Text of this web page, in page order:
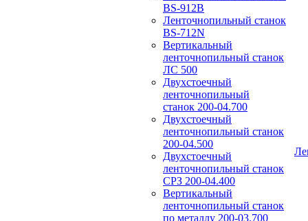
BS-912В
Ленточнопильный станок
BS-712N
Вертикальный
ленточнопильный станок
ЛС 500
Двухстоечный
ленточнопильный
станок 200-04.700
Двухстоечный
ленточнопильный станок
200-04.500
Двухстоечный
ленточнопильный станок
СРЗ 200-04.400
Вертикальный
ленточнопильный станок
по металлу 200-03.700